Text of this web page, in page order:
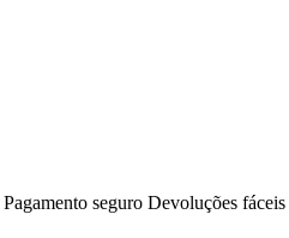
Pagamento seguro Devoluções fáceis